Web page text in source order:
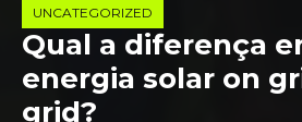
UNCATEGORIZED
Qual a diferença
energia solar on
grid?